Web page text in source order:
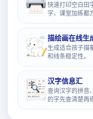
快速打印空白田
字、课堂加练都
描绘画在线生
生成适合孩子描
和线条稳定性。
汉字信息汇
查询汉字的拼音
的字先查清楚再